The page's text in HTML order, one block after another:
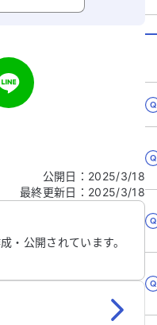
個人情報は入れないでくだ
公開日 ： 2025/3/18
最終更新日 ： 2025/3/18
・公開されています。